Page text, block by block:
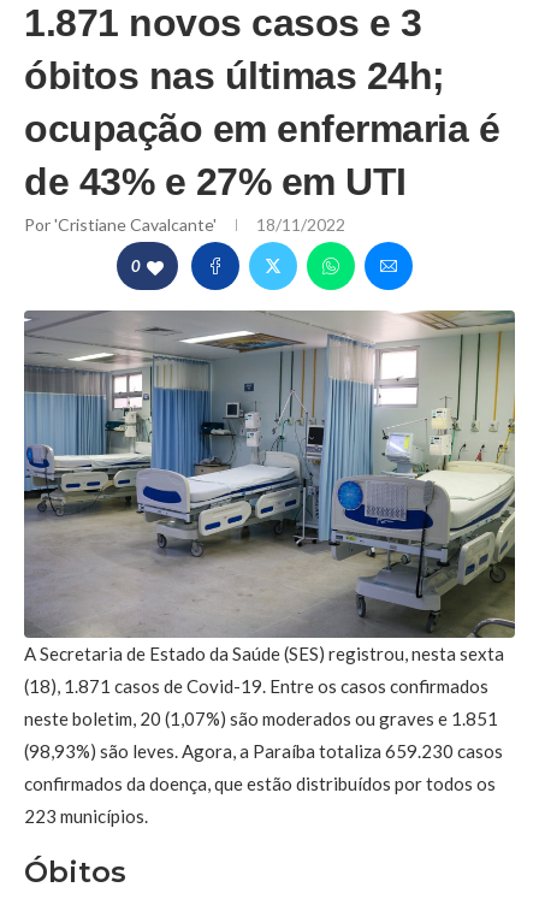
1.871 novos casos e 3
óbitos nas últimas 24h;
ocupação em enfermaria é
de 43% e 27% em UTI
Por'Cristiane Cavalcante' 18/11/2022
0
A Secretaria de Estado da Saúde (SES) registrou, nesta sexta
(18), 1.871 casos de Covid-19. Entre os casos confirmados
neste boletim, 20 (1,07%) são moderados ou graves e 1.851
(98,93%) são leves. Agora, a Paraíba totaliza 659.230 casos
confirmados da doença, que estão distribuídos por todos os
223 municípios.
Óbitos